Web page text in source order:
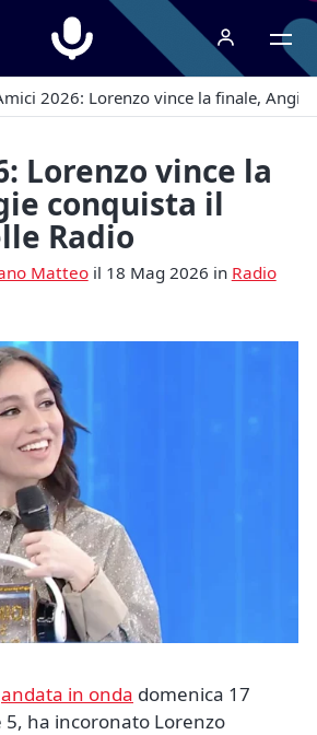
Radiospeaker.it
2026: Lorenzo vince la finale,
Lorenzo vince la
conquista il
Radio
Matteoil 18 Mag 2026 in Radio
andata in onda domenica 17
5, ha incoronato Lorenzo